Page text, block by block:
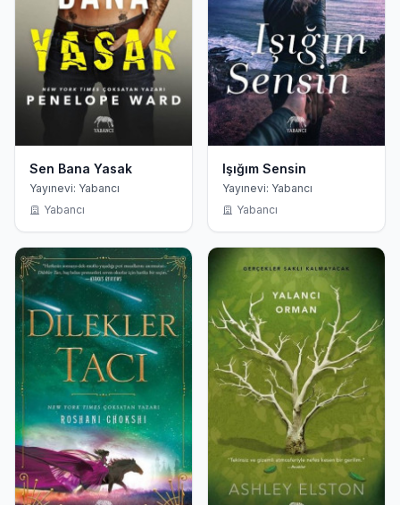
Sen Bana Yasak
Yayınevi: Yabancı
Yabancı
Işığım Sensin
Yayınevi: Yabancı
Yabancı